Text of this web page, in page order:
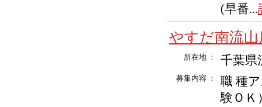
(早番...
やすだ南流山
所在地 ： 千葉県
募集内容 ：
職 種
験ＯＫ